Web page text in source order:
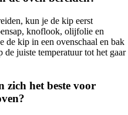
kun je de kip eerst
knoflook, olijfolie en
de kip in een ovenschaal en bak
juiste temperatuur tot het gaar
zich het beste voor